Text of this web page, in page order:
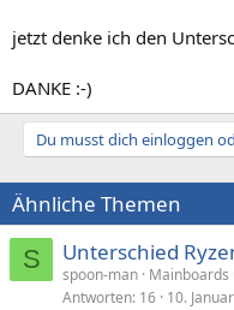
jetzt denke ich den
DANKE :-)
Du musst dich einloggen
Ähnliche Themen
S Unterschied
spoon-man Mainboards
Antworten 16 10.